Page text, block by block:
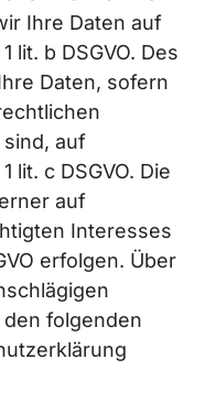
Ihre Daten auf
lit. b DSGVO. Des
Daten, sofern
auf
lit. c DSGVO. Die
auf
Interesses
erfolgen. Über
folgenden